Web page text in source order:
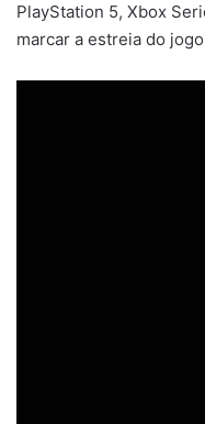
PlayStation 5, Xbox
marcar a estreia do